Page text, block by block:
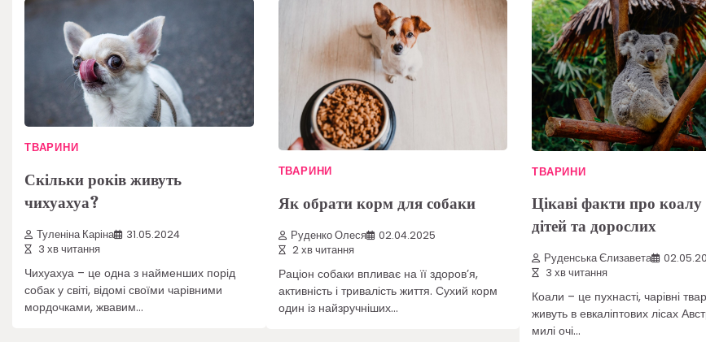
ТВАРИНИ
Скільки років живуть
чихуахуа?
Туленіна Каріна
31.05.2024
3 хв читання
Чихуахуа – це одна з найменших порід
собак у світі, відомі своїми чарівними
мордочками, жвавим…
ТВАРИНИ
Як обрати корм для собаки
Руденко Олеся
02.04.2025
2 хв читання
Раціон собаки впливає на її здоров’я,
активність і тривалість життя. Сухий корм
один із найзручніших…
ТВАРИНИ
Цікаві факти про
дітей та дорослих
Руденська Єлизавета
3 хв читання
Коали – це пухнасті, чарівні
живуть в евкаліптових лісах
милі очі…